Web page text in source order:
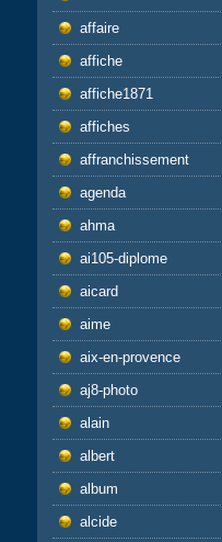
affaire
affiche
affiche1871
affiches
affranchissement
agenda
ahma
ai105-diplome
aicard
aime
aix-en-provence
aj8-photo
alain
albert
album
alcide